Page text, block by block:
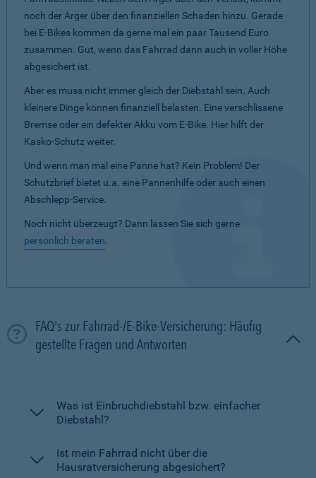
noch der Ärger über den finanziellen Schaden hinzu. Gerade
bei E-Bikes kommen da gerne mal ein paar Tausend Euro
zusammen. Gut, wenn das Fahrrad dann auch in voller Höhe
abgesichert ist.
Aber es muss nicht immer gleich der Diebstahl sein. Auch
kleinere Dinge können finanziell belasten. Eine verschlissene
Bremse oder ein defekter Akku vom E-Bike. Hier hilft der
Kasko-Schutz weiter.
Und wenn man mal eine Panne hat? Kein Problem! Der
Schutzbrief bietet u.a. eine Pannenhilfe oder auch einen
Abschlepp-Service.
Noch nicht überzeugt? Dann lassen Sie sich gerne
persönlich beraten.
FAQ's zur Fahrrad-/E-Bike-Versicherung: Häufig
gestellte Fragen und Antworten
Was ist Einbruchdiebstahl bzw. einfacher
Diebstahl?
Ist mein Fahrrad nicht über die
Hausratversicherung abgesichert?